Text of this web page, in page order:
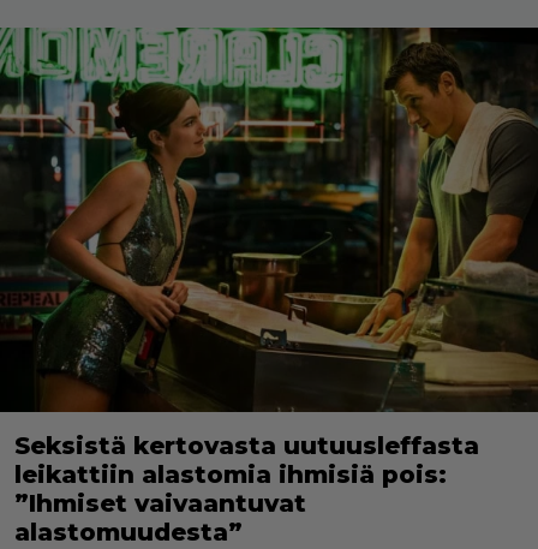
Seksistä kertovasta uutuusleffasta
leikattiin alastomia ihmisiä pois:
”Ihmiset vaivaantuvat
alastomuudesta”